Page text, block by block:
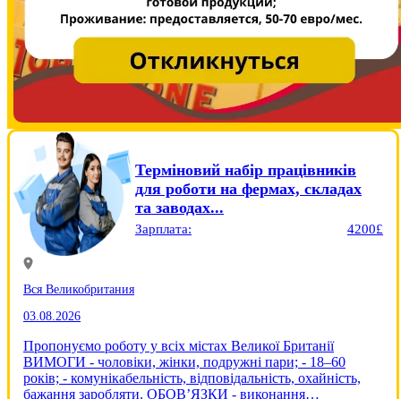
Терміновий набір працівників
для роботи на фермах, складах
та заводах...
Зарплата: 4200£
Вся Великобритания
03.08.2026
Пропонуємо роботу у всіх містах Великої Британії
ВИМОГИ - чоловіки, жінки, подружні пари; - 18–60
років; - комунікабельність, відповідальність, охайність,
бажання заробляти. ОБОВ’ЯЗКИ - виконання